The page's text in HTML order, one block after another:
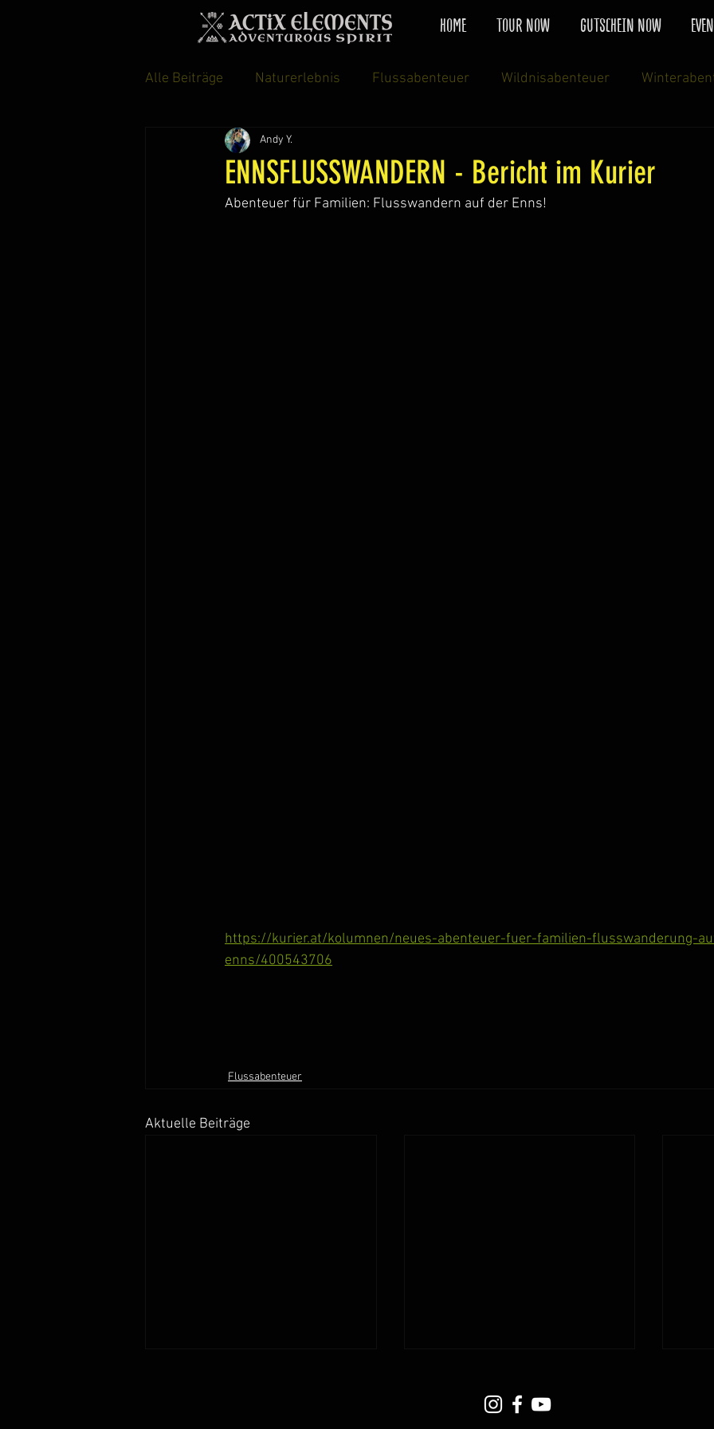
HOME TOUR NOW GUTSCHEIN NOW
Alle Beiträge Naturerlebnis Flussabenteuer Wildnisabenteuer
The Adventures of Harry&Huck
Kunst- und Kultur
ENNSFLUSSWANDERN - Bericht im Kurier
Andy Y.
Abenteuer für Familien: Flusswandern auf der Enns!
https://kurier.at/kolumnen/neues-abenteuer-fuer-familien-flusswanderung-
enns/400543706
Flussabenteuer
Aktuelle Beiträge